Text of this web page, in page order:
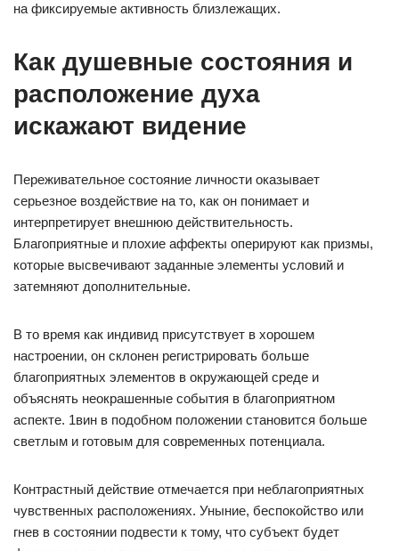
на фиксируемые активность близлежащих.
Как душевные состояния и
расположение духа
искажают видение
Переживательное состояние личности оказывает
серьезное воздействие на то, как он понимает и
интерпретирует внешнюю действительность.
Благоприятные и плохие аффекты оперируют как призмы,
которые высвечивают заданные элементы условий и
затемняют дополнительные.
В то время как индивид присутствует в хорошем
настроении, он склонен регистрировать больше
благоприятных элементов в окружающей среде и
объяснять неокрашенные события в благоприятном
аспекте. 1вин в подобном положении становится больше
светлым и готовым для современных потенциала.
Контрастный действие отмечается при неблагоприятных
чувственных расположениях. Уныние, беспокойство или
гнев в состоянии подвести к тому, что субъект будет